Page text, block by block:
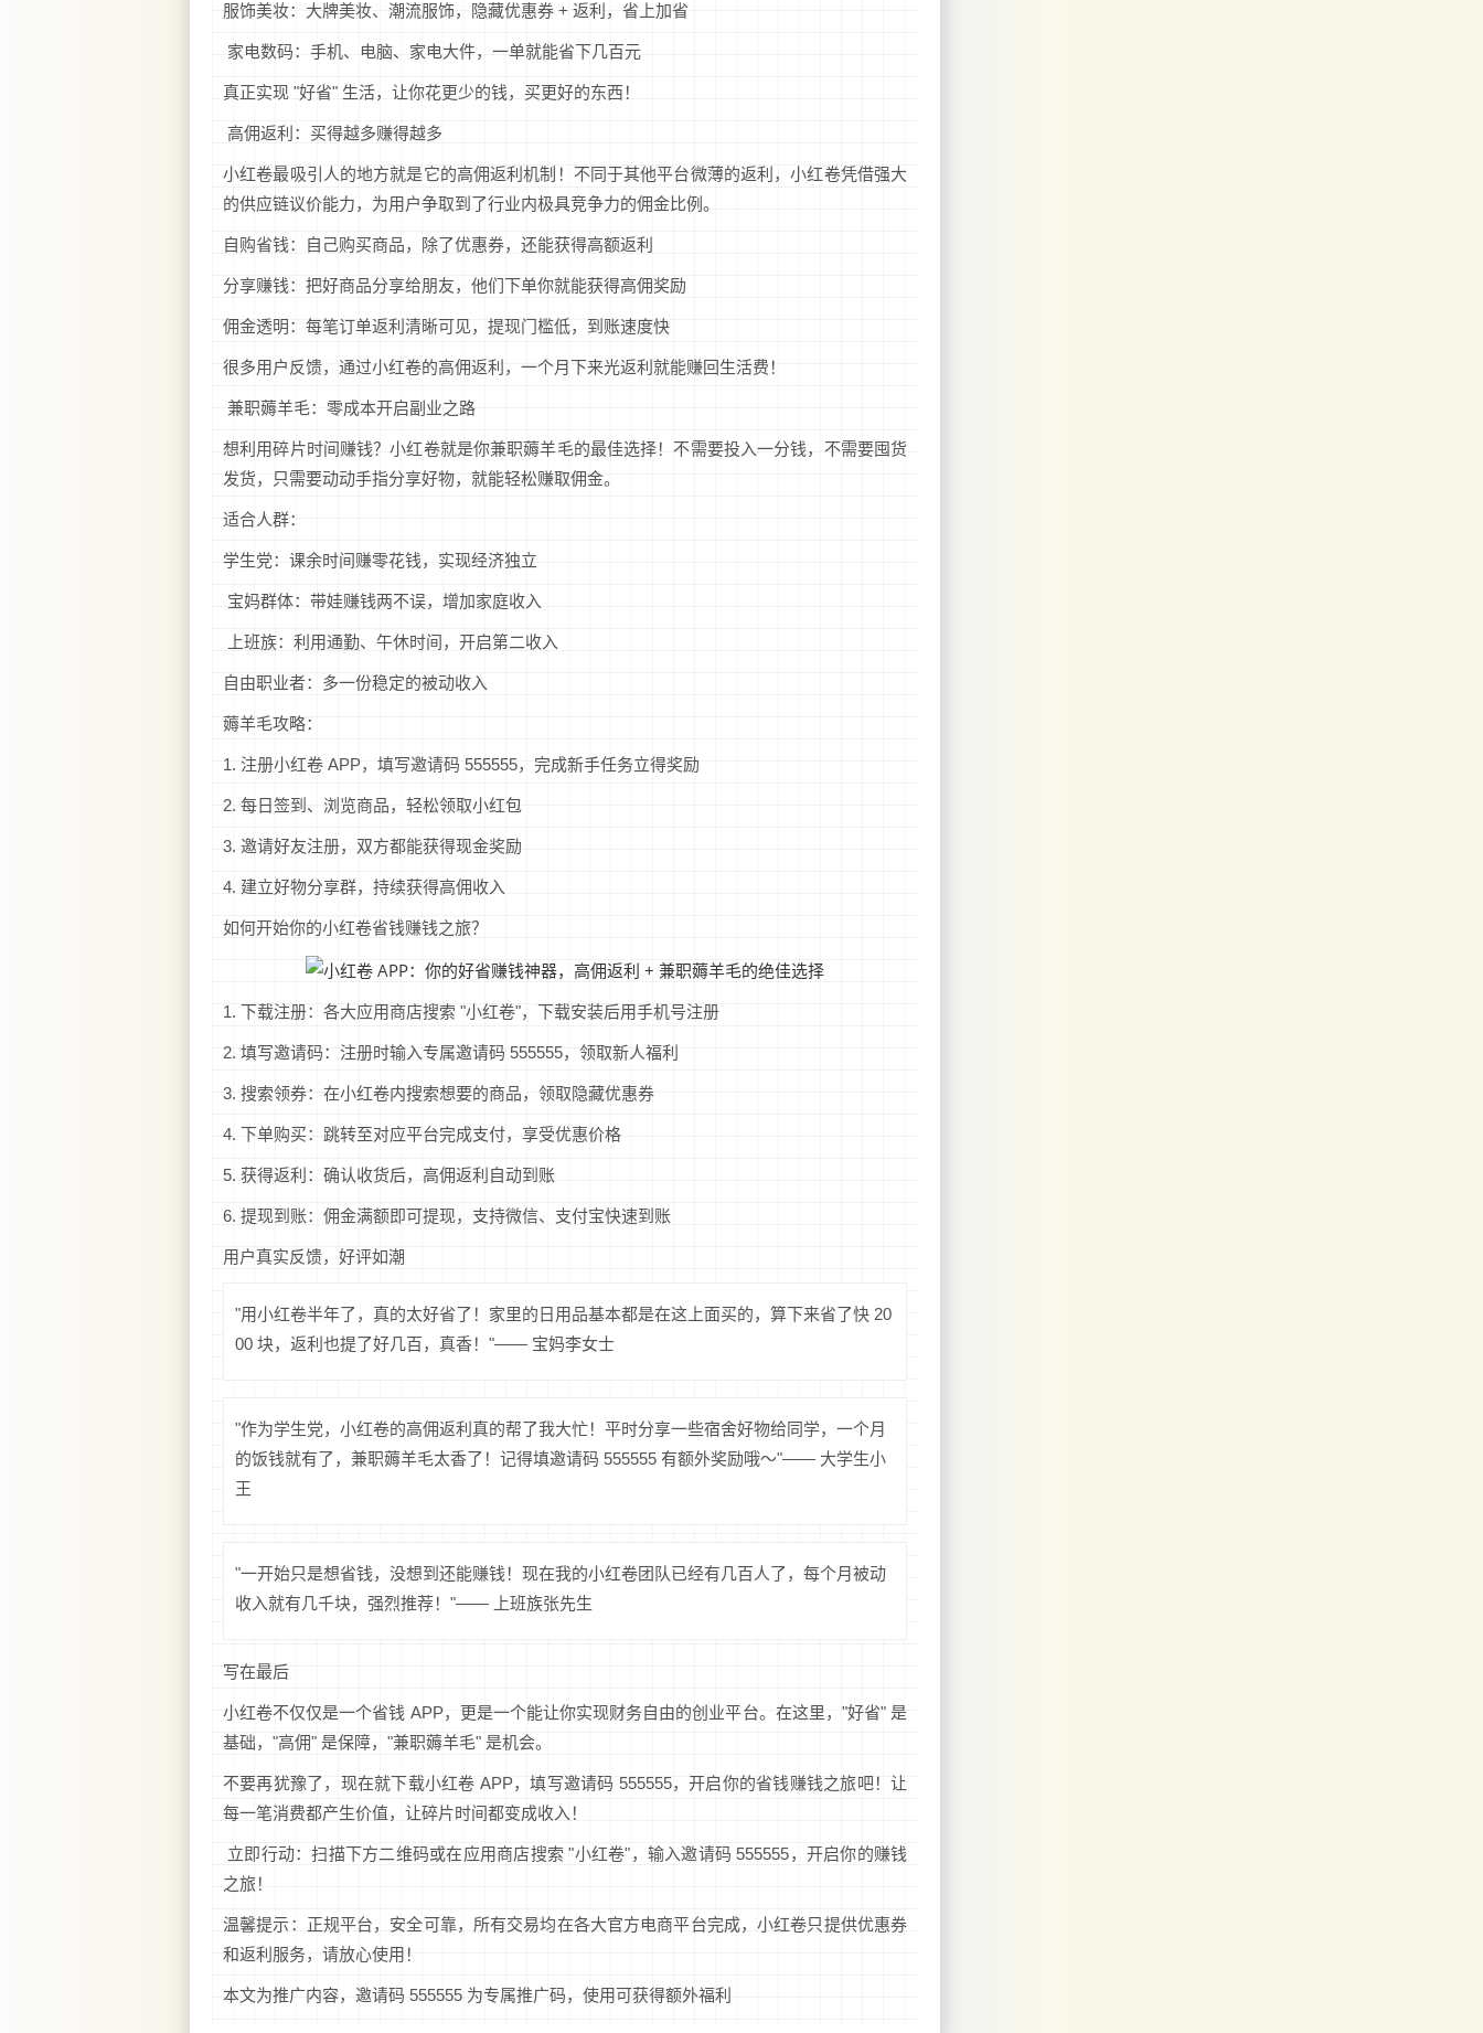
服饰美妆：大牌美妆、潮流服饰，隐藏优惠券 + 返利，省上加省
家电数码：手机、电脑、家电大件，一单就能省下几百元
真正实现 "好省" 生活，让你花更少的钱，买更好的东西！
高佣返利：买得越多赚得越多
小红卷最吸引人的地方就是它的高佣返利机制！不同于其他平台微薄的返利，小红卷凭借强大
的供应链议价能力，为用户争取到了行业内极具竞争力的佣金比例。
自购省钱：自己购买商品，除了优惠券，还能获得高额返利
分享赚钱：把好商品分享给朋友，他们下单你就能获得高佣奖励
佣金透明：每笔订单返利清晰可见，提现门槛低，到账速度快
很多用户反馈，通过小红卷的高佣返利，一个月下来光返利就能赚回生活费！
兼职薅羊毛：零成本开启副业之路
想利用碎片时间赚钱？小红卷就是你兼职薅羊毛的最佳选择！不需要投入一分钱，不需要囤货
发货，只需要动动手指分享好物，就能轻松赚取佣金。
适合人群：
学生党：课余时间赚零花钱，实现经济独立
宝妈群体：带娃赚钱两不误，增加家庭收入
上班族：利用通勤、午休时间，开启第二收入
自由职业者：多一份稳定的被动收入
薅羊毛攻略：
1. 注册小红卷 APP，填写邀请码 555555，完成新手任务立得奖励
2. 每日签到、浏览商品，轻松领取小红包
3. 邀请好友注册，双方都能获得现金奖励
4. 建立好物分享群，持续获得高佣收入
如何开始你的小红卷省钱赚钱之旅？
1. 下载注册：各大应用商店搜索 "小红卷"，下载安装后用手机号注册
2. 填写邀请码：注册时输入专属邀请码 555555，领取新人福利
3. 搜索领券：在小红卷内搜索想要的商品，领取隐藏优惠券
4. 下单购买：跳转至对应平台完成支付，享受优惠价格
5. 获得返利：确认收货后，高佣返利自动到账
6. 提现到账：佣金满额即可提现，支持微信、支付宝快速到账
用户真实反馈，好评如潮
"用小红卷半年了，真的太好省了！家里的日用品基本都是在这上面买的，算下来省了快 20
00 块，返利也提了好几百，真香！"—— 宝妈李女士
"作为学生党，小红卷的高佣返利真的帮了我大忙！平时分享一些宿舍好物给同学，一个月
的饭钱就有了，兼职薅羊毛太香了！记得填邀请码 555555 有额外奖励哦～"—— 大学生小
王
"一开始只是想省钱，没想到还能赚钱！现在我的小红卷团队已经有几百人了，每个月被动
收入就有几千块，强烈推荐！"—— 上班族张先生
写在最后
小红卷不仅仅是一个省钱 APP，更是一个能让你实现财务自由的创业平台。在这里，"好省" 是
基础，"高佣" 是保障，"兼职薅羊毛" 是机会。
不要再犹豫了，现在就下载小红卷 APP，填写邀请码 555555，开启你的省钱赚钱之旅吧！让
每一笔消费都产生价值，让碎片时间都变成收入！
立即行动：扫描下方二维码或在应用商店搜索 "小红卷"，输入邀请码 555555，开启你的赚钱
之旅！
温馨提示：正规平台，安全可靠，所有交易均在各大官方电商平台完成，小红卷只提供优惠券
和返利服务，请放心使用！
本文为推广内容，邀请码 555555 为专属推广码，使用可获得额外福利